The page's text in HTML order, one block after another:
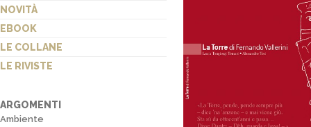
NOVITÀ
EBOOK
LE COLLANE
LE RIVISTE
ARGOMENTI
Ambiente